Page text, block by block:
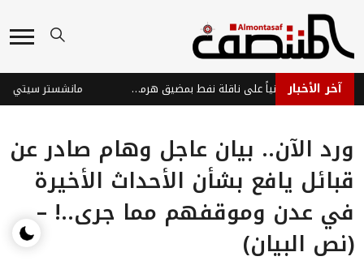
آخر الأخبار الإمارات تدين هجوماً إيرانياً على ناقلة نفط بمضيق هرمز وتؤكد تهديده لأمن الطاقة العالمي
ورد الآن.. بيان عاجل وهام صادر عن
قبائل يافع بشأن الأحداث الأخيرة
في عدن وموقفهم مما جرى..! –
(نص البيان)